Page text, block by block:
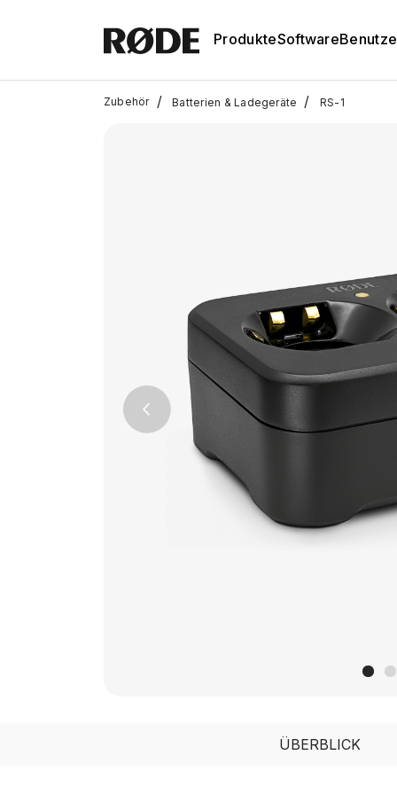
ProdukteSoftware
Zubehör / Batterien & Ladegeräte / RS-1
Previous
ÜBERBLICK